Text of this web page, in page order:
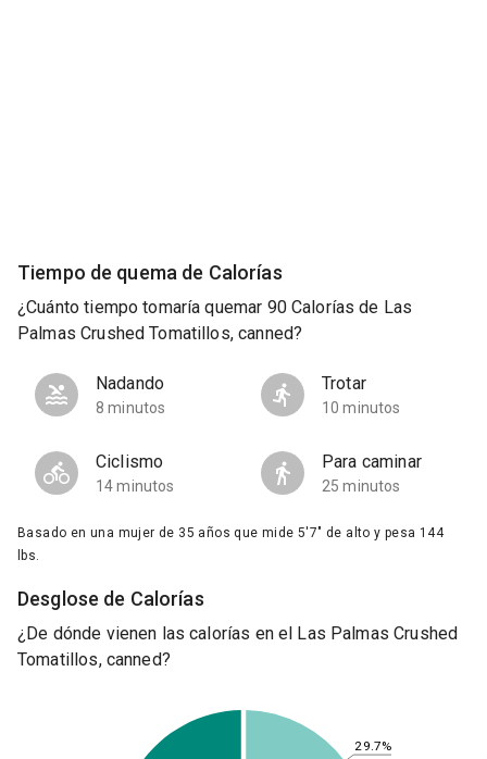
Tiempo de quema de Calorías
¿Cuánto tiempo tomaría quemar 90 Calorías de Las
Palmas Crushed Tomatillos, canned?
Nadando
8 minutos
Trotar
10 minutos
Ciclismo
14 minutos
Para caminar
25 minutos
Basado en una mujer de 35 años que mide 5'7" de alto y pesa 144
lbs.
Desglose de Calorías
¿De dónde vienen las calorías en el Las Palmas Crushed
Tomatillos, canned?
29.7%